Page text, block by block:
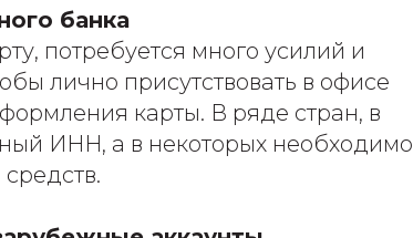
банка
потребуется много усилий и
лично присутствовать в офисе
карты. В ряде стран, в
ИНН, а в некоторых необходимо